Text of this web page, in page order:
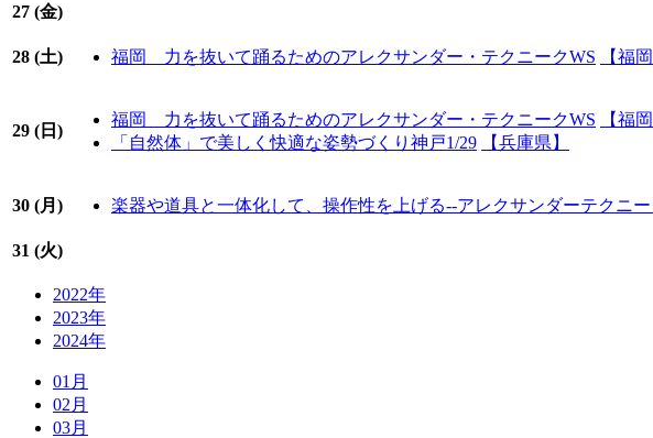
27 (金)
28 (土) 福岡 力を抜いて踊るためのアレクサンダー・テクニークWS 【福
29 ( 日 )
福岡 力を抜いて踊るためのアレクサンダー・テクニークWS
【福
「自然体」で美しく快適な姿勢づくり神戸1/29
【兵庫県】
30 (月 ) 楽器や道具と一体化して、操作性を上げる--アレクサンダーテクニ
31 (火)
2022年
2023年
2024年
01月
02月
03月